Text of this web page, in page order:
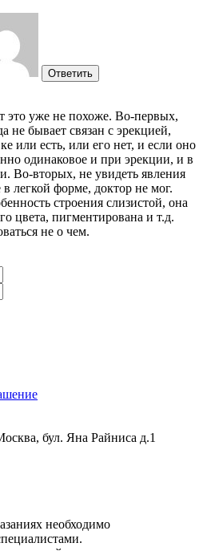
Ответить
это уже не похоже. Во-первых,
не бывает связан с эрекцией,
или есть, или его нет, и если оно
одинаковое и при эрекции, и в
Во-вторых, не увидеть явления
легкой форме, доктор не мог.
строения слизистой, она
цвета, пигментирована и т.д.
не о чем.
бул. Яна Райниса д.1
необходимо